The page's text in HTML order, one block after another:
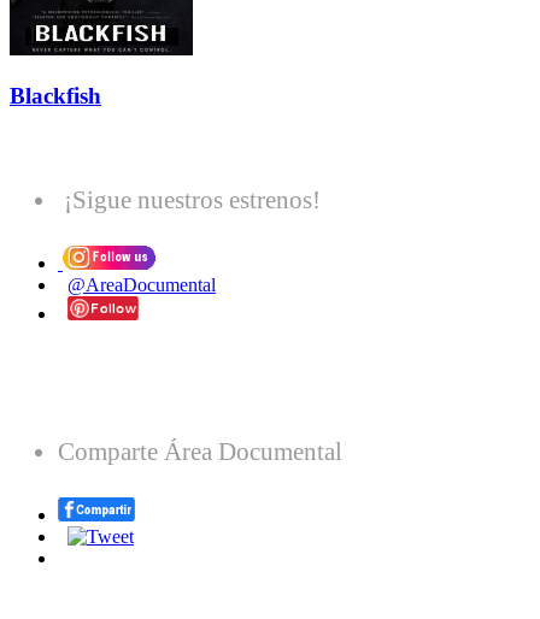
Blackfish
¡Sigue nuestros estrenos!
@AreaDocumental
Comparte Área Documental